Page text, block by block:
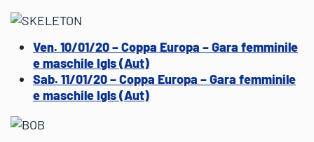
Ven. 10/01/20 – Coppa Europa – Gara femminile
e maschile Igls (Aut)
Sab. 11/01/20 – Coppa Europa – Gara femminile
e maschile Igls (Aut)